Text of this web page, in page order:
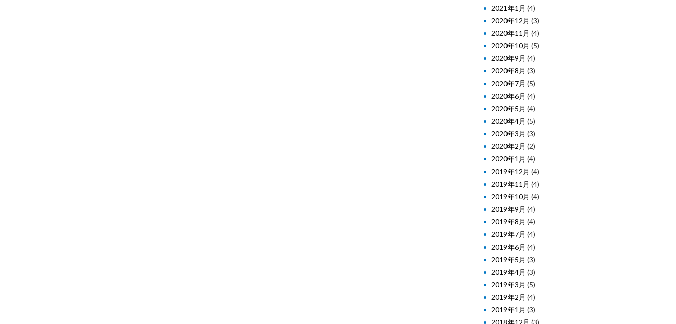
2021年1月 (4)
2020年12月 (3)
2020年11月 (4)
2020年10月 (5)
2020年9月 (4)
2020年8月 (3)
2020年7月 (5)
2020年6月 (4)
2020年5月 (4)
2020年4月 (5)
2020年3月 (3)
2020年2月 (2)
2020年1月 (4)
2019年12月 (4)
2019年11月 (4)
2019年10月 (4)
2019年9月 (4)
2019年8月 (4)
2019年7月 (4)
2019年6月 (4)
2019年5月 (3)
2019年4月 (3)
2019年3月 (5)
2019年2月 (4)
2019年1月 (3)
2018年12月 (3)